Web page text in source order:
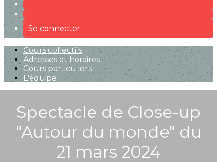
Se connecter
Cours collectifs
Adresses et horaires
Cours particuliers
L'équipe
Spectacle de Close-up
"Autour du monde" du
21 mars 2024